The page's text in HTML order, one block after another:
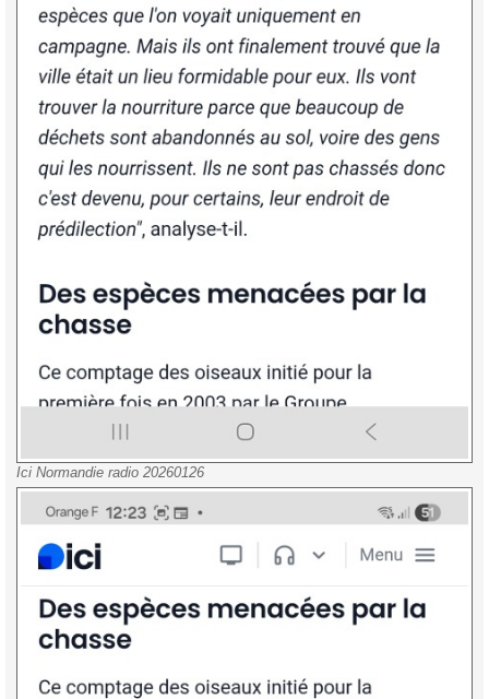
Ici Normandie radio 20260126